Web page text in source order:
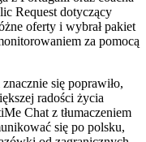
Request dotyczący
oferty i wybrał pakiet
za pomocą
się poprawiło,
radości życia
Chat z tłumaczeniem
się po polsku,